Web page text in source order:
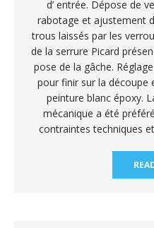
d’ entrée. Dépose de
rabotage et ajustement
trous laissés par les
de la serrure Picard
pose de la gâche.
pour finir sur la découpe
peinture blanc époxy.
mécanique a été
contraintes techniques